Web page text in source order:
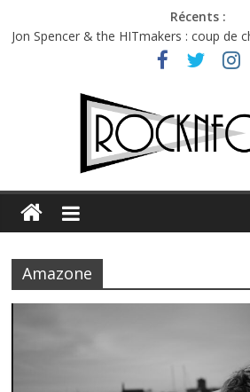
Récents :
Jon Spencer & the HITmakers : coup de
Hellfest 2026 vendredi : température et
Hellfest 2026 jeudi : impossible de
Première édition du Midgard Festival :
Charlie Puth à l’Olympia : la leçon de pop
Amazone